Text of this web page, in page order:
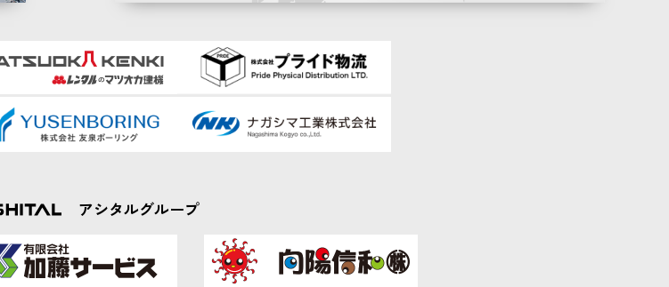
アシタルグループ